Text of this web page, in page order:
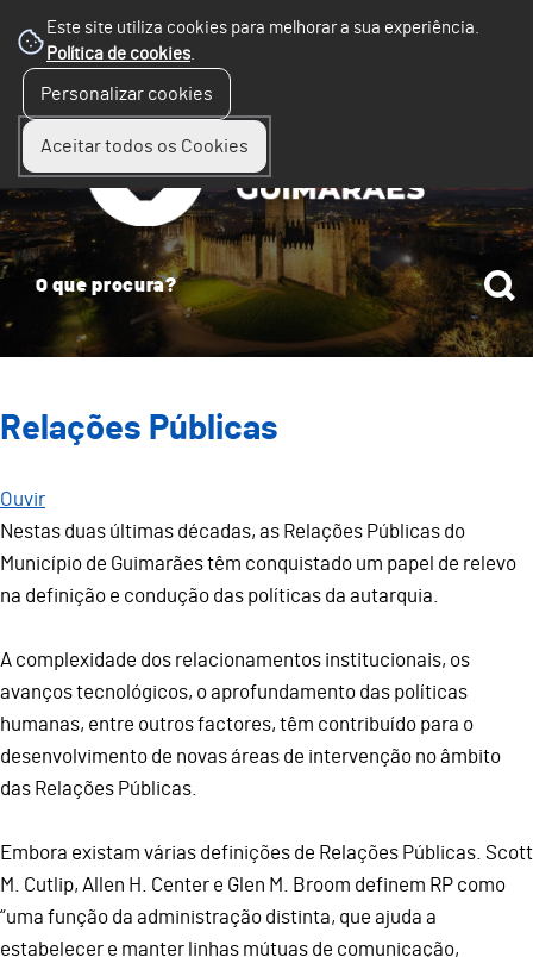
Este site utiliza cookies para melhorar a sua experiência.
Política de cookies.
Personalizar cookies
Aceitar todos os Cookies
Relações Públicas
Ouvir
Nestas duas últimas décadas, as Relações Públicas do
Município de Guimarães têm conquistado um papel de relevo
na definição e condução das políticas da autarquia.
A complexidade dos relacionamentos institucionais, os
avanços tecnológicos, o aprofundamento das políticas
humanas, entre outros factores, têm contribuído para o
desenvolvimento de novas áreas de intervenção no âmbito
das Relações Públicas.
Embora existam várias definições de Relações Públicas. Scott
M. Cutlip, Allen H. Center e Glen M. Broom definem RP como
“uma função da administração distinta, que ajuda a
estabelecer e manter linhas mútuas de comunicação,